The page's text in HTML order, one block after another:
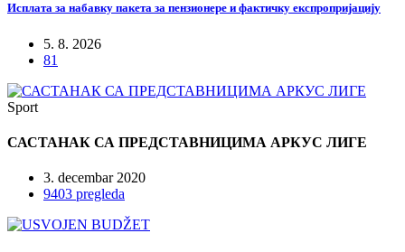
Исплата за набавку пакета за пензионере и фактичку експропријацију
5. 8. 2026
81
Sport
САСТАНАК СА ПРЕДСТАВНИЦИМА АРКУС ЛИГЕ
3. decembar 2020
9403 pregleda